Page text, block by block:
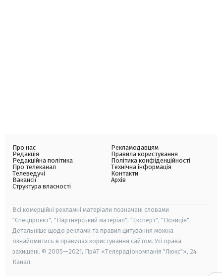
Про нас
Редакція
Редакційна політика
Про телеканал
Телеведучі
Вакансії
Структура власності
Рекламодавцям
Правила користування
Політика конфіденційності
Технічна інформація
Контакти
Архів
Всі комерційні рекламні матеріали позначені словами
"Спецпроєкт", "Партнерський матеріал", "Експерт", "Позиція".
Детальніше щодо реклами та правил цитування можна
ознайомитись в правилах користування сайтом. Усі права
захищені. © 2005—2021, ПрАТ «Телерадіокомпанія "Люкс"», 24
Канал.